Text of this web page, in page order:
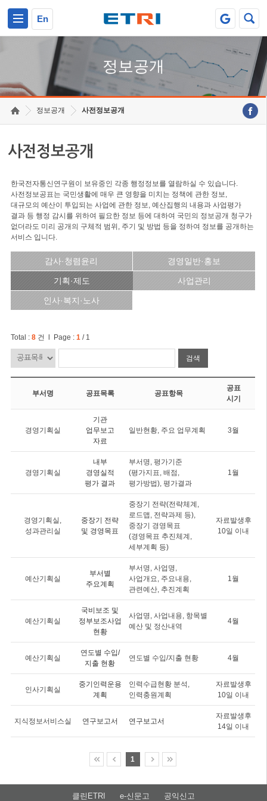
En
정보공개
정보공개 사전정보공개
사전정보공개
한국전자통신연구원이 보유중인 각종 행정정보를 열람하실 수 있습니다.
사전정보공표는 국민생활에 매우 큰 영향을 미치는 정책에 관한 정보,
대규모의 예산이 투입되는 사업에 관한 정보, 예산집행의 내용과 사업평가
결과 등 행정 감시를 위하여 필요한 정보 등에 대하여 국민의 정보공개 청구가
없더라도 미리 공개의 구체적 범위, 주기 및 방법 등을 정하여 정보를 공개하는
서비스 입니다.
감사·청렴윤리 경영일반·홍보
기획·제도 사업관리
인사·복지·노사
Total : 8건 l Page : 1/ 1
검색
부서명 공표목록 공표항목
공표
시기
경영기획실
기관
업무보고
자료
일반현황, 주요 업무계획 3월
경영기획실
내부
경영실적
평가 결과
부서명, 평가기준
(평가지표, 배점,
평가방법), 평가결과
1월
경영기획실,
성과관리실
중장기 전략
및 경영목표
중장기 전략(전략체계,
로드맵, 전략과제 등),
중장기 경영목표
(경영목표 추진체계,
세부계획 등)
자료발생후
10일 이내
예산기획실
부서별
주요계획
부서명, 사업명,
사업개요, 주요내용,
관련예산, 추진계획
1월
예산기획실
국비보조 및
정부보조사업
현황
사업명, 사업내용, 항목별
예산 및 정산내역
4월
예산기획실
연도별 수입/
지출 현황
연도별 수입/지출 현황 4월
인사기획실
중기인력운용
계획
인력수급현황 분석,
인력충원계획
자료발생후
10일 이내
지식정보서비스실 연구보고서 연구보고서
자료발생후
14일 이내
1
클린ETRI e-신문고 공익신고